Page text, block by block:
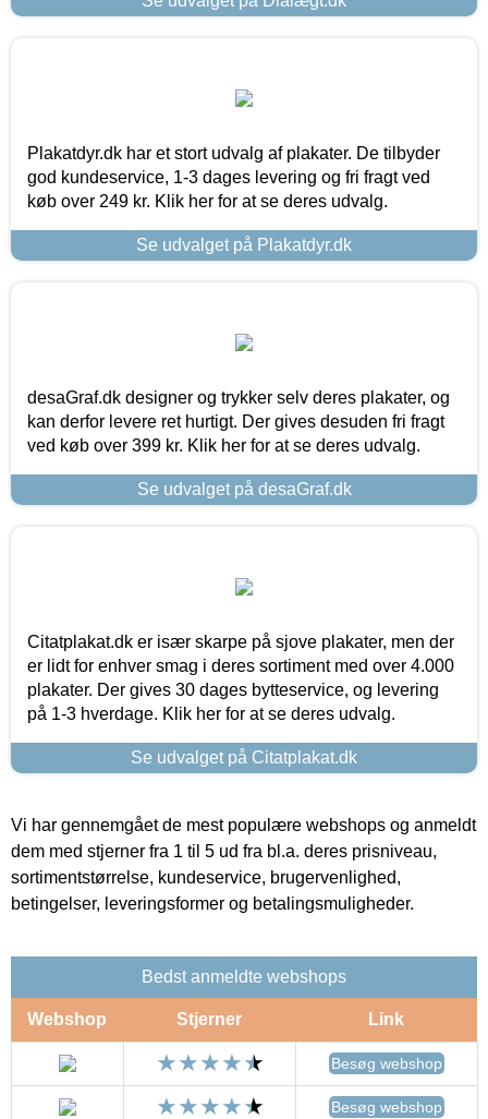
Plakatdyr.dk har et stort udvalg af plakater. De tilbyder
god kundeservice, 1-3 dages levering og fri fragt ved
køb over 249 kr. Klik her for at se deres udvalg.
Se udvalget på Plakatdyr.dk
desaGraf.dk designer og trykker selv deres plakater, og
kan derfor levere ret hurtigt. Der gives desuden fri fragt
ved køb over 399 kr. Klik her for at se deres udvalg.
Se udvalget på desaGraf.dk
Citatplakat.dk er især skarpe på sjove plakater, men der
er lidt for enhver smag i deres sortiment med over 4.000
plakater. Der gives 30 dages bytteservice, og levering
på 1-3 hverdage. Klik her for at se deres udvalg.
Se udvalget på Citatplakat.dk
Vi har gennemgået de mest populære webshops og anmeldt
dem med stjerner fra 1 til 5 ud fra bl.a. deres prisniveau,
sortimentstørrelse, kundeservice, brugervenlighed,
betingelser, leveringsformer og betalingsmuligheder.
Bedst anmeldte webshops
Webshop Stjerner Link
Besøg webshop
Besøg webshop